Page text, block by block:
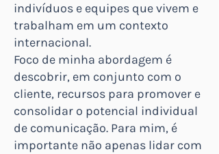
indivíduos e equipes que vivem e
trabalham em um contexto
internacional.
Foco de minha abordagem é
descobrir, em conjunto com o
cliente, recursos para promover e
consolidar o potencial individual
de comunicação. Para mim, é
importante não apenas lidar com